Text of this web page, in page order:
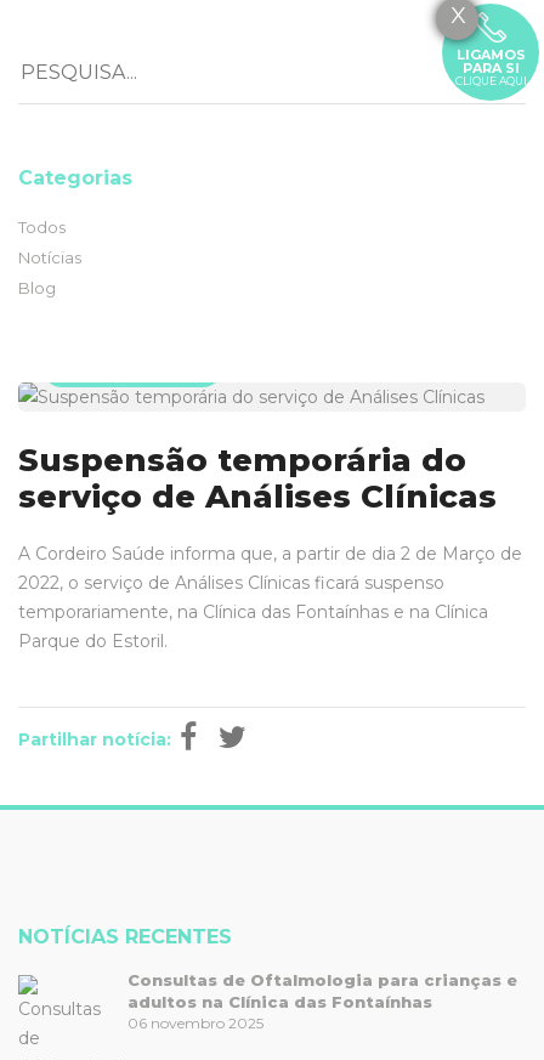
X
LIGAMOS
PARA SI
CLIQUE AQUI
Categorias
Todos
Notícias
Blog
Suspensão temporária do
serviço de Análises Clínicas
A Cordeiro Saúde informa que, a partir de dia 2 de Março de
2022, o serviço de Análises Clínicas ficará suspenso
temporariamente, na Clínica das Fontaínhas e na Clínica
Parque do Estoril.
Partilhar notícia:
NOTÍCIAS RECENTES
Consultas de Oftalmologia para crianças e
adultos na Clínica das Fontaínhas
06 novembro 2025